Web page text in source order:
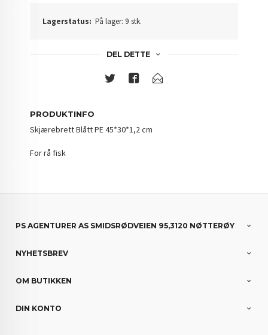
Lagerstatus: På lager: 9 stk.
DEL DETTE
PRODUKTINFO
Skjærebrett Blått PE 45*30*1,2 cm
For rå fisk
PS AGENTURER AS SMIDSRØDVEIEN 95,3120 NØTTERØY
NYHETSBREV
OM BUTIKKEN
DIN KONTO